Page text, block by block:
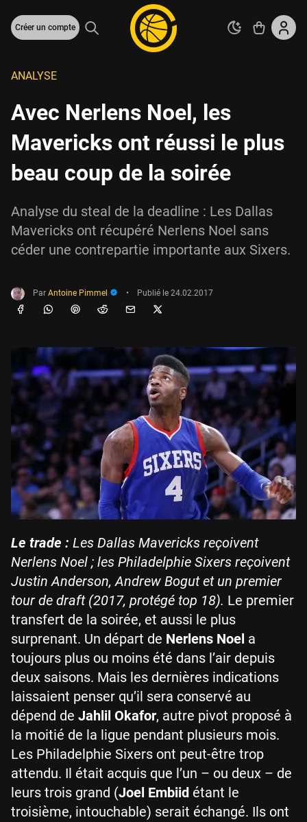
Créer un compte
ANALYSE
Avec Nerlens Noel, les
Mavericks ont réussi le plus
beau coup de la soirée
Analyse du steal de la deadline : Les Dallas
Mavericks ont récupéré Nerlens Noel sans
céder une contrepartie importante aux Sixers.
Par Antoine Pimmel • Publié le 24.02.2017
Le trade : Les Dallas Mavericks reçoivent
Nerlens Noel ; les Philadelphie Sixers reçoivent
Justin Anderson, Andrew Bogut et un premier
tour de draft (2017, protégé top 18). Le premier
transfert de la soirée, et aussi le plus
surprenant. Un départ de Nerlens Noel a
toujours plus ou moins été dans l’air depuis
deux saisons. Mais les dernières indications
laissaient penser qu’il sera conservé au
dépend de Jahlil Okafor, autre pivot proposé à
la moitié de la ligue pendant plusieurs mois.
Les Philadelphie Sixers ont peut-être trop
attendu. Il était acquis que l’un – ou deux – de
leurs trois grand (Joel Embiid étant le
troisième, intouchable) serait échangé. Ils ont